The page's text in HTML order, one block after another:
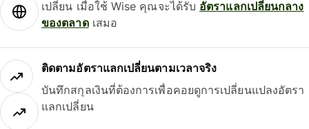
เปลี่ยน เมื่อใช้ Wise คุณจะได้รับ อัตราแลกเปลี่ยนกลาง
ของตลาดเสมอ
ติดตามอัตราแลกเปลี่ยนตามเวลาจริง
บันทึกสกุลเงินที่ต้องการเพื่อคอยดูการเปลี่ยนแปลงอัตรา
แลกเปลี่ยน